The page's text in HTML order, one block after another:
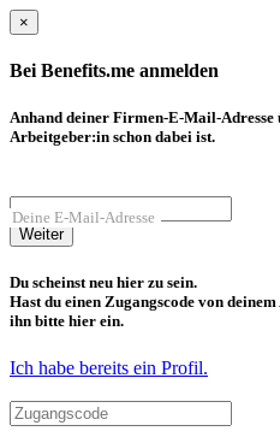
×
Bei Benefits.me anmelden
Anhand deiner Firmen-E-Mail-Adresse
Arbeitgeber:in schon dabei ist.
Deine E-Mail-Adresse
Weiter
Du scheinst neu hier zu sein.
Hast du einen Zugangscode von
ihn bitte hier ein.
Ich habe bereits ein Profil.